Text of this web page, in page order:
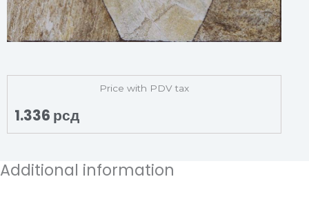
Price with PDV tax
1.336 рсд
Additional information